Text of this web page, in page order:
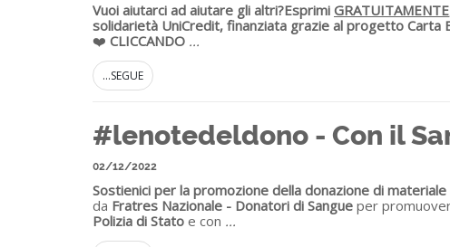
Vuoi aiutarci ad aiutare gli altri?Esprimi GRATUITAMENTE
solidarietà UniCredit, finanziata grazie al progetto Carta
❤️ CLICCANDO ...
...SEGUE
#lenotedeldono - Con il
02/12/2022
Sostienici per la promozione della donazione di
da Fratres Nazionale - Donatori di Sangue per
Polizia di Stato e con ...